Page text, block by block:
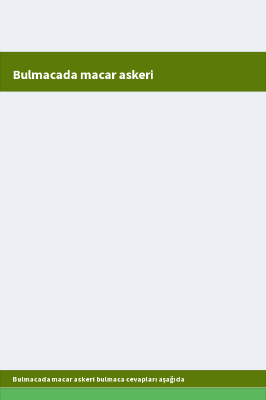
Bulmacada macar askeri
Bulmacada macar askeri bulmaca cevapları aşağıda